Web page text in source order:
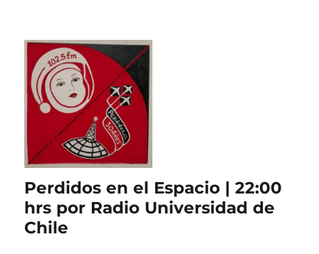
Perdidos en el Espacio | 22:00
hrs por Radio Universidad de
Chile